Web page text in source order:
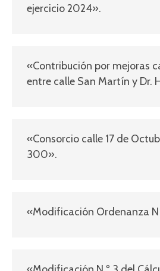
ejercicio 2024».
«Contribución por mejoras
entre calle San Martín y Dr.
«Consorcio calle 17 de
300».
«Modificación Ordenanza